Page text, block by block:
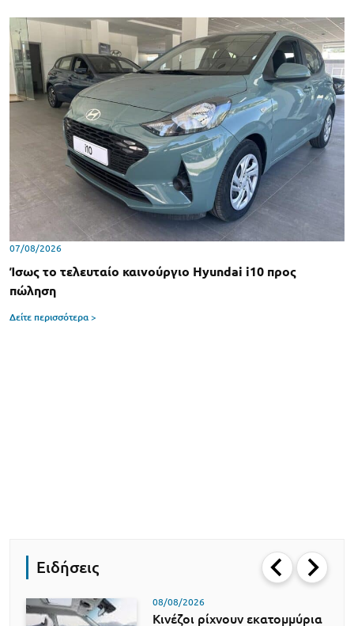
07/08/2026
Ίσως το τελευταίο καινούργιο Hyundai i10 προς
πώληση
Δείτε περισσότερα >
Ειδήσεις
08/08/2026
Κινέζοι ρίχνουν εκατομμύρια